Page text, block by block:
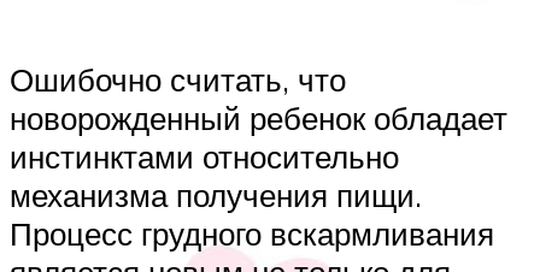
Ошибочно считать, что
новорожденный ребенок обладает
инстинктами относительно
механизма получения пищи.
Процесс грудного вскармливания